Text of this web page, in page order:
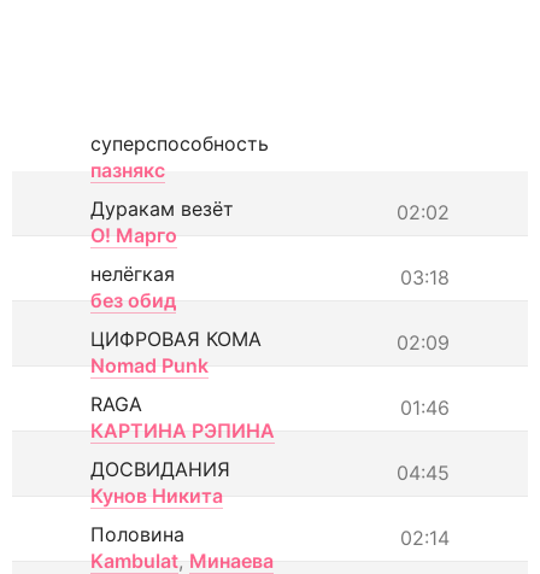
суперспособность
пазнякс
02:02
Дуракам везёт
О! Марго
03:18
нелёгкая
без обид
02:09
ЦИФРОВАЯ КОМА
Nomad Punk
01:46
RAGA
КАРТИНА РЭПИНА
04:45
ДОСВИДАНИЯ
Кунов Никита
02:14
Половина
Kambulat, Минаева